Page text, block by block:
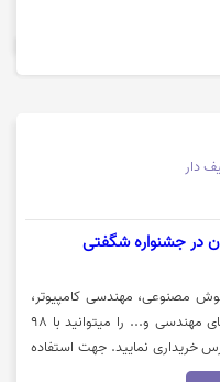
دار
با 98 هزار تومان در جشنواره شگفتی
مصنوعی، مهندسی کامپیوتر،
برق، مکانیک، عمران، صنایع و سایر رشته‌های مهندسی و... را میتوانید با 98
خریداری نمایید. جهت استفاده